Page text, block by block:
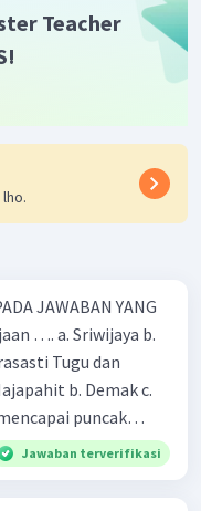
Teacher
JAWABAN YANG
…. a. Sriwijaya b.
Tugu dan
b. Demak c.
puncak
Agung c. Sultan
di Indonesia
Jawaban terverifikasi